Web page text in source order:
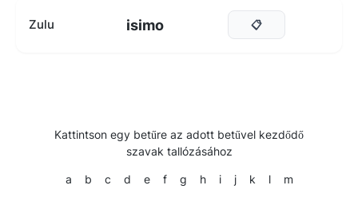
Zulu isimo 📋
Kattintson egy betűre az adott betűvel kezdődő
szavak tallózásához
a b c d e f g h i j k l m